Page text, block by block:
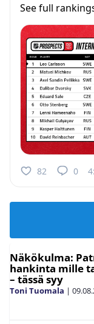
See full
82 0
Näkökulma:
hankinta mille
– tässä syy
Toni Tuomala |